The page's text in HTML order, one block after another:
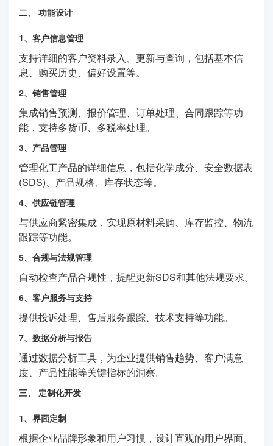
二、 功能设计
1、客户信息管理
支持详细的客户资料录入、更新与查询，包括基本信
息、购买历史、偏好设置等。
2、销售管理
集成销售预测、报价管理、订单处理、合同跟踪等功
能，支持多货币、多税率处理。
3、产品管理
管理化工产品的详细信息，包括化学成分、安全数据表
(SDS)、产品规格、库存状态等。
4、供应链管理
与供应商紧密集成，实现原材料采购、库存监控、物流
跟踪等功能。
5、合规与法规管理
自动检查产品合规性，提醒更新SDS和其他法规要求。
6、客户服务与支持
提供投诉处理、售后服务跟踪、技术支持等功能。
7、数据分析与报告
通过数据分析工具，为企业提供销售趋势、客户满意
度、产品性能等关键指标的洞察。
三、 定制化开发
1、界面定制
根据企业品牌形象和用户习惯，设计直观的用户界面。